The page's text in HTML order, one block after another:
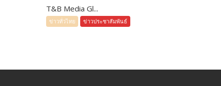
T&B Media Gl...
ข่าวทั่วไทย ข่าวประชาสัมพันธ์